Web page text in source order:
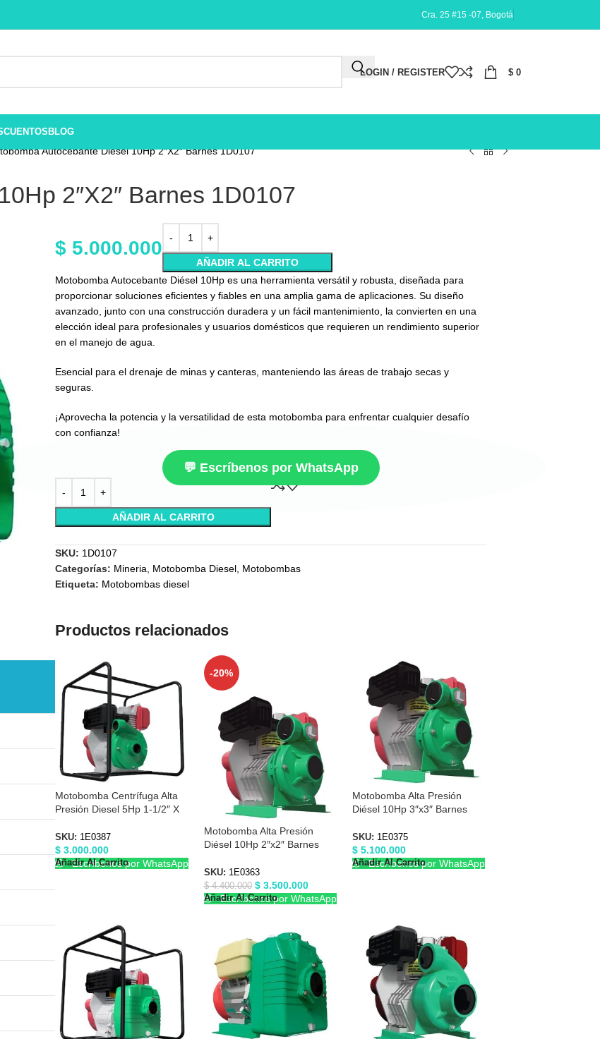
Cra. 25 #15 -07, Bogotá
LOGIN / REGISTER $ 0
BLOG
Autocebante Diésel 10Hp 2″X2″ Barnes 1D0107
2″X2″ Barnes 1D0107
$ 5.000.000
AÑADIR AL CARRITO
Motobomba Autocebante Diésel 10Hp es una herramienta versátil y robusta, diseñada para
proporcionar soluciones eficientes y fiables en una amplia gama de aplicaciones. Su diseño
avanzado, junto con una construcción duradera y un fácil mantenimiento, la convierten en una
elección ideal para profesionales y usuarios domésticos que requieren un rendimiento superior
en el manejo de agua.
Esencial para el drenaje de minas y canteras, manteniendo las áreas de trabajo secas y
seguras.
¡Aprovecha la potencia y la versatilidad de esta motobomba para enfrentar cualquier desafío
con confianza!
💬 Escríbenos por WhatsApp
AÑADIR AL CARRITO
SKU: 1D0107
Categorías: Mineria Motobomba Diesel Motobombas
Etiqueta: Motobombas diesel
Productos relacionados
Motobomba Centrífuga Alta
Presión Diesel 5Hp 1-1/2″ X
SKU: 1E0387
$ 3.000.000
Añadir Al Carrito
Escríbenos por WhatsApp
-20%
Motobomba Alta Presión
Diésel 10Hp 2″x2″ Barnes
SKU: 1E0363
$4.400.000 $3.500.000
Añadir Al Carrito
Escríbenos por WhatsApp
Motobomba Alta Presión
Diésel 10Hp 3″x3″ Barnes
SKU: 1E0375
$5.100.000
Añadir Al Carrito
Escríbenos por WhatsApp